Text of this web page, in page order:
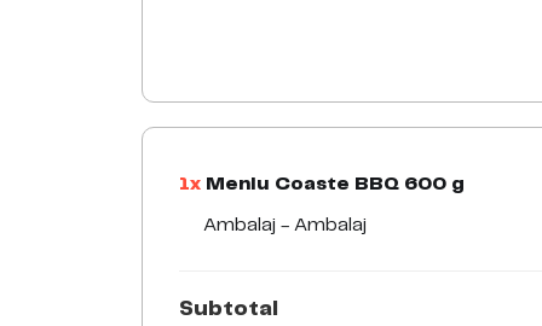
1x Meniu Coaste BBQ 600 g
Ambalaj - Ambalaj
Subtotal